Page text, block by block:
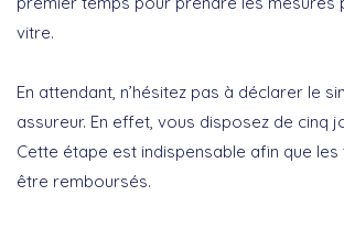
vitre.
En attendant, n’hésitez pas à déclarer le
assureur. En effet, vous disposez de cinq
Cette étape est indispensable afin que
être remboursés.